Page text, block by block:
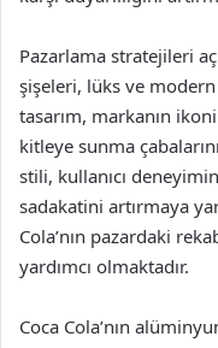
Pazarlama stratejileri
şişeleri, lüks ve
tasarım, markanın
kitleye sunma
stili, kullanıcı
sadakatini artırmaya
Cola’nın pazardaki
yardımcı olmaktadır.
Coca Cola’nın